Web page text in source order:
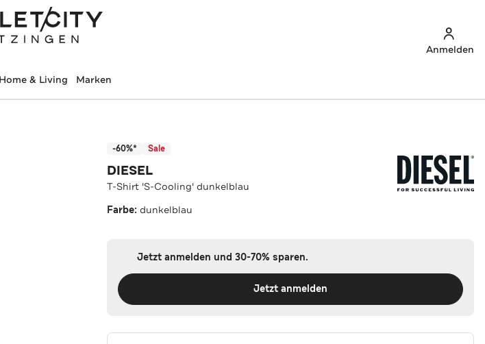
Anmelden
Home & Living Marken
-60%* Sale
DIESEL
T-Shirt 'S-Cooling' dunkelblau
Farbe:dunkelblau
Jetzt anmelden und 30-70% sparen.
Jetzt anmelden